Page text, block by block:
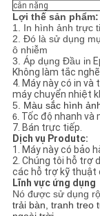
cân nặng
Lợi thế sản phẩm:
1. In hình ảnh trực
2. Đó là sử dụng
ô nhiễm
3. Áp dụng Đầu in
Không làm tắc
4. Máy này có in
máy chuyển nhiệt
5. Màu sắc hình
6.Tốc độ nhanh và
7. Bán trực tiếp.
Dịch vụ Produtc:
1. Máy này có bảo
2. Chúng tôi hỗ trợ
các hỗ trợ kỹ thuật
Lĩnh vực ứng dụng
Nó được sử dụng
trải bàn, tranh treo